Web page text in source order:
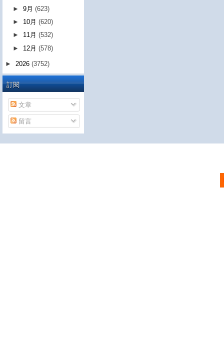
►9月(623)
► 10月(620)
► 11月(532)
► 12月(578)
► 2026 (3752)
訂閱
文章
留言